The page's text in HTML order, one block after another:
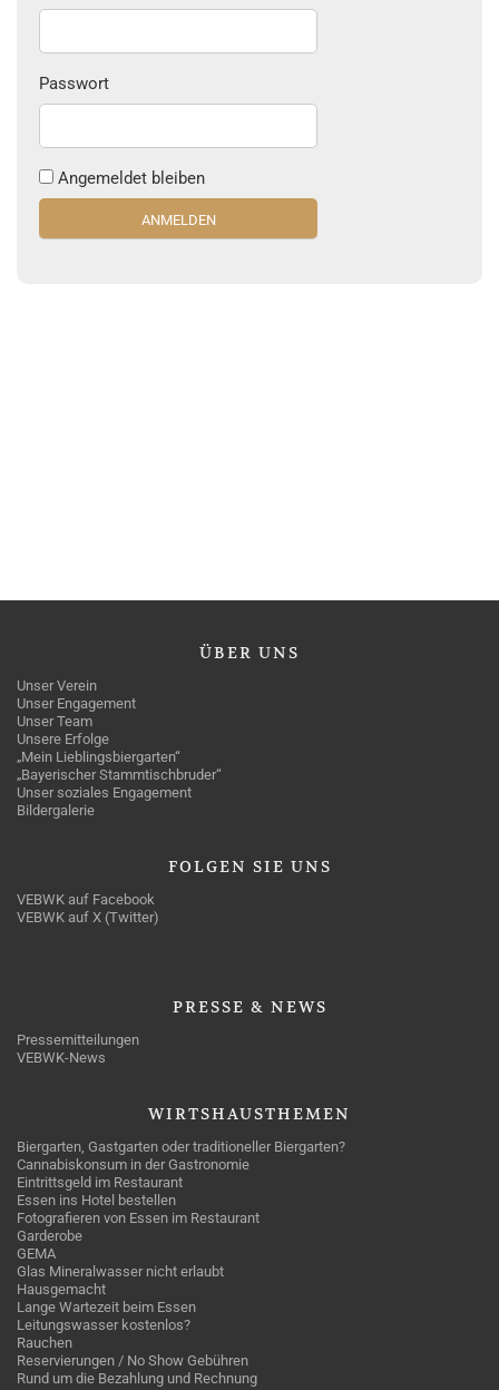
Passwort
Angemeldet bleiben
ÜBER UNS
Unser Verein
Unser Engagement
Unser Team
Unsere Erfolge
„Mein Lieblingsbiergarten“
„Bayerischer Stammtischbruder“
Unser soziales Engagement
Bildergalerie
FOLGEN SIE UNS
VEBWK auf Facebook
VEBWK auf X (Twitter)
PRESSE & NEWS
Pressemitteilungen
VEBWK-News
WIRTSHAUSTHEMEN
Biergarten, Gastgarten oder traditioneller Biergarten?
Cannabiskonsum in der Gastronomie
Eintrittsgeld im Restaurant
Essen ins Hotel bestellen
Fotografieren von Essen im Restaurant
Garderobe
GEMA
Glas Mineralwasser nicht erlaubt
Hausgemacht
Lange Wartezeit beim Essen
Leitungswasser kostenlos?
Rauchen
Reservierungen / No Show Gebühren
Rund um die Bezahlung und Rechnung